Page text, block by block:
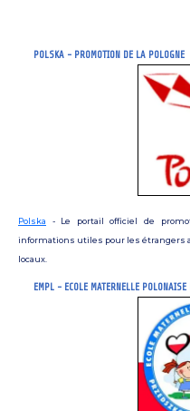
POLSKA - PROMOTION DE LA POLOGNE
Polska - Le portail officiel de
informations utiles pour les étrangers
locaux.
EMPL - ECOLE MATERNELLE POLONAISE